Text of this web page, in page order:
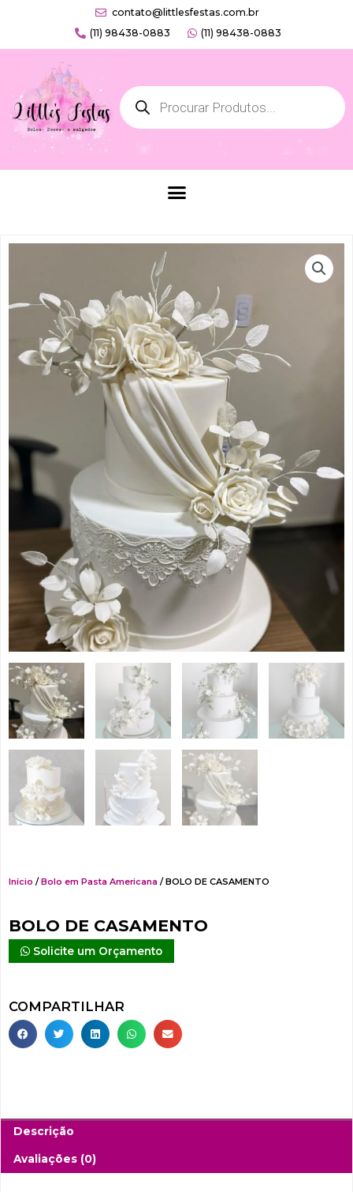
contato@littlesfestas.com.br
(11) 98438-0883
(11) 98438-0883
search
Menu
Início /Bolo em Pasta Americana / BOLO DE CASAMENTO
BOLO DE CASAMENTO
Solicite um Orçamento
COMPARTILHAR
Descrição
Avaliações (0)